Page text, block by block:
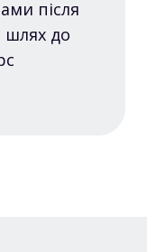
після
шлях до